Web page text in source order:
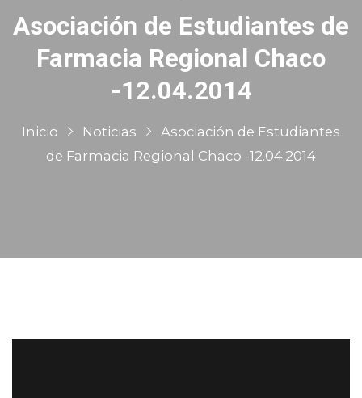
Asociación de Estudiantes de
Farmacia Regional Chaco
-12.04.2014
Inicio Noticias
Asociación de Estudiantes
de Farmacia Regional Chaco -12.04.2014